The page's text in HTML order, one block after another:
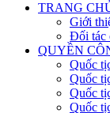
TRANG
Giới
Đối tác
QUYỀN
Quốc
Quốc
Quốc
Quốc